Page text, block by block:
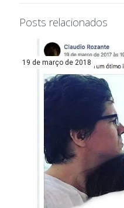
Posts relacionados
19 de março de 2018